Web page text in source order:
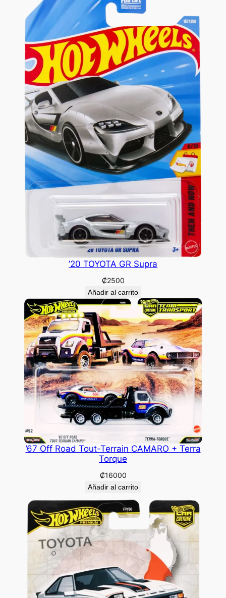
’20 TOYOTA GR Supra
₡2500
Añadir al carrito
’67 Off Road Tout-Terrain CAMARO + Terra
Torque
₡16000
Añadir al carrito